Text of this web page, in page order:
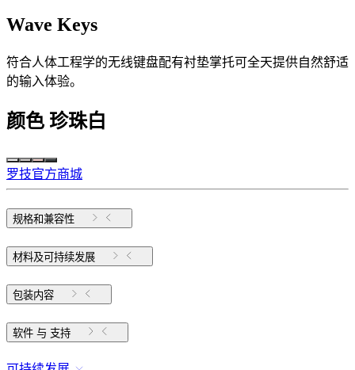
Wave Keys
符合人体工程学的无线键盘配有衬垫掌托可全天提供自然舒适
的输入体验。
颜色 珍珠白
罗技官方商城
规格和兼容性
材料及可持续发展
包装内容
软件 与 支持